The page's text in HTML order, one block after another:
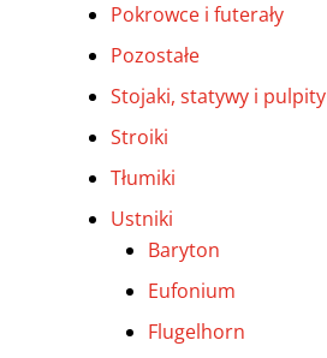
Pokrowce i futerały
Pozostałe
Stojaki, statywy i pulpity
Stroiki
Tłumiki
Ustniki
Baryton
Eufonium
Flugelhorn